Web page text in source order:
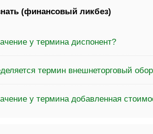
(финансовый ликбез)
у термина диспонент?
термин внешнеторговый
у термина добавленная